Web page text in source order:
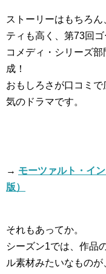
ストーリーはもちろ
ティも高く、第73回
コメディ・シリーズ
成！
おもしろさが口コミ
気のドラマです。
→ モーツァルト・イ
版）
それもあってか。
シーズン1では、作品
ル素材みたいなもの